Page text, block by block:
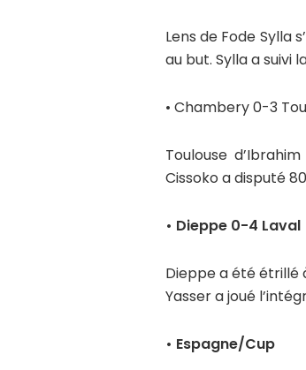
Lens de Fode Sylla
au but. Sylla a suivi
• Chambery 0-3
Toulouse
Cissoko a disputé
• Dieppe 0-4 Laval
Dieppe a été étrillé
Yasser a joué
• Espagne/Cup